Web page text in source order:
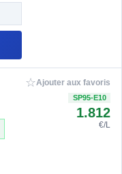
☆Ajouter aux favoris
SP95-E10
1.812
€/L